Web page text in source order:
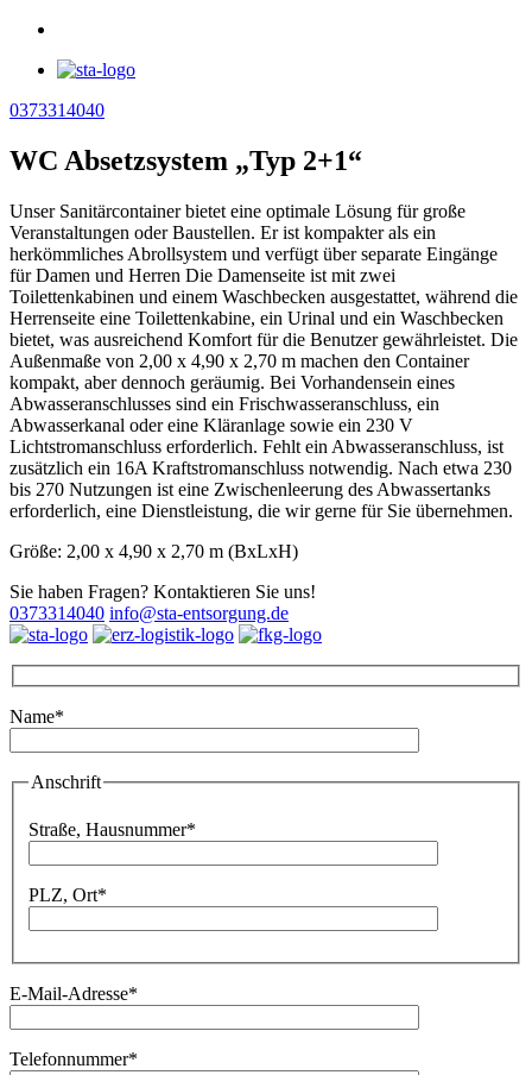
0373314040
WC Absetzsystem „Typ 2+1“
Unser Sanitärcontainer bietet eine optimale Lösung für große
Veranstaltungen oder Baustellen. Er ist kompakter als ein
herkömmliches Abrollsystem und verfügt über separate Eingänge
für Damen und Herren Die Damenseite ist mit zwei
Toilettenkabinen und einem Waschbecken ausgestattet, während die
Herrenseite eine Toilettenkabine, ein Urinal und ein Waschbecken
bietet, was ausreichend Komfort für die Benutzer gewährleistet. Die
Außenmaße von 2,00 x 4,90 x 2,70 m machen den Container
kompakt, aber dennoch geräumig. Bei Vorhandensein eines
Abwasseranschlusses sind ein Frischwasseranschluss, ein
Abwasserkanal oder eine Kläranlage sowie ein 230 V
Lichtstromanschluss erforderlich. Fehlt ein Abwasseranschluss, ist
zusätzlich ein 16A Kraftstromanschluss notwendig. Nach etwa 230
bis 270 Nutzungen ist eine Zwischenleerung des Abwassertanks
erforderlich, eine Dienstleistung, die wir gerne für Sie übernehmen.
Größe: 2,00 x 4,90 x 2,70 m (BxLxH)
Sie haben Fragen? Kontaktieren Sie uns!
0373314040 info@sta-entsorgung.de
Name*
Bitte lassen Sie dieses Feld leer.
Anschrift
Straße, Hausnummer*
PLZ, Ort*
E-Mail-Adresse*
Telefonnummer*